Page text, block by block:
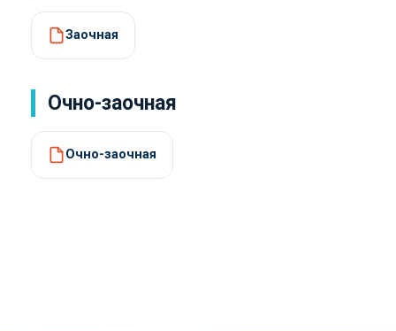
Заочная
Очно-заочная
Очно-заочная